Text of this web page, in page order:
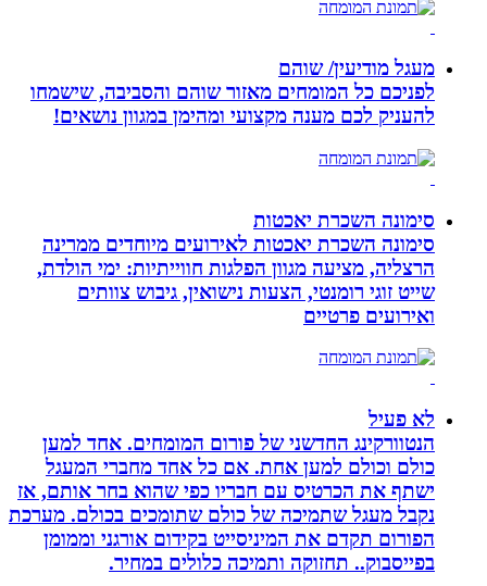
מעגל מודיעין/ שוהם
לפניכם כל המומחים מאזור שוהם והסביבה, שישמחו
להעניק לכם מענה מקצועי ומהימן במגוון נושאים!
סימונה השכרת יאכטות
סימונה השכרת יאכטות לאירועים מיוחדים ממרינה
הרצליה, מציעה מגוון הפלגות חווייתיות: ימי הולדת,
שייט זוגי רומנטי, הצעות נישואין, גיבוש צוותים
ואירועים פרטיים
לא פעיל
הנטוורקינג החדשני של פורום המומחים. אחד למען
כולם וכולם למען אחת. אם כל אחד מחברי המעגל
ישתף את הכרטיס עם חבריו כפי שהוא בחר אותם, אז
נקבל מעגל שתמיכה של כולם שתומכים בכולם. מערכת
הפורום תקדם את המיניסייט בקידום אורגני וממומן
בפייסבוק.. תחזוקה ותמיכה כלולים במחיר.